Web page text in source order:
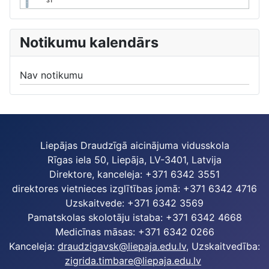
Notikumu kalendārs
Nav notikumu
Liepājas Draudzīgā aicinājuma vidusskola
Rīgas iela 50, Liepāja, LV-3401, Latvija
Direktore, kanceleja: +371 6342 3551
direktores vietnieces izglītības jomā: +371 6342 4716
Uzskaitvede: +371 6342 3569
Pamatskolas skolotāju istaba: +371 6342 4668
Medicīnas māsas: +371 6342 0266
Kanceleja: draudzigavsk@liepaja.edu.lv, Uzskaitvedība:
zigrida.timbare@liepaja.edu.lv